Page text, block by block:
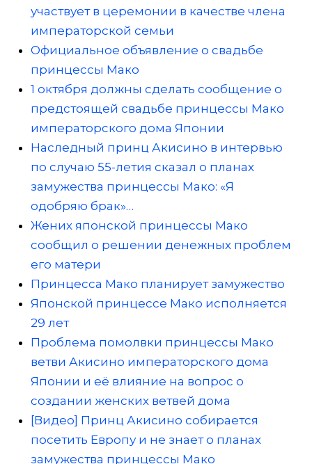
участвует в церемонии в качестве члена
императорской семьи
Официальное объявление о свадьбе
принцессы Мако
1 октября должны сделать сообщение о
предстоящей свадьбе принцессы Мако
императорского дома Японии
Наследный принц Акисино в интервью
по случаю 55-летия сказал о планах
замужества принцессы Мако: «Я
одобряю брак»…
Жених японской принцессы Мако
сообщил о решении денежных проблем
его матери
Принцесса Мако планирует замужество
Японской принцессе Мако исполняется
29 лет
Проблема помолвки принцессы Мако
ветви Акисино императорского дома
Японии и её влияние на вопрос о
создании женских ветвей дома
[Видео] Принц Акисино собирается
посетить Европу и не знает о планах
замужества принцессы Мако